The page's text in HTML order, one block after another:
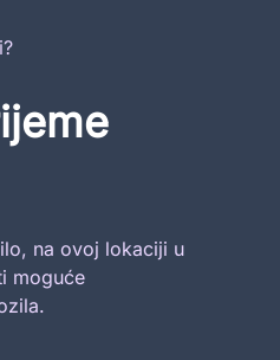
na ovoj lokaciji u
moguće